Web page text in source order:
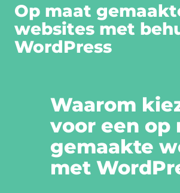
Op maat
websites met
WordPress
Waarom
voor een op
gemaakte
met